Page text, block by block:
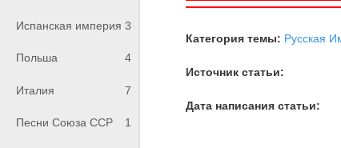
Испанская империя 3
Польша 4
Италия 7
Песни Союза ССР 1
Категория темы: Русская
Источник статьи:
Дата написания статьи: